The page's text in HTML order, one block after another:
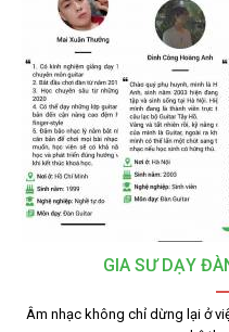
GIA SƯ DẠY
Âm nhạc không chỉ dừng lại ở